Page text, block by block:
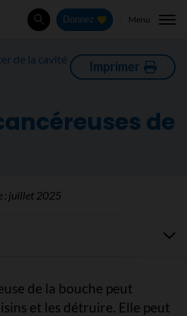
Rechercher
Donnez Menu
de la cavité
Imprimer
de
: juillet 2025
de la bouche peut
et les détruire. Elle peut